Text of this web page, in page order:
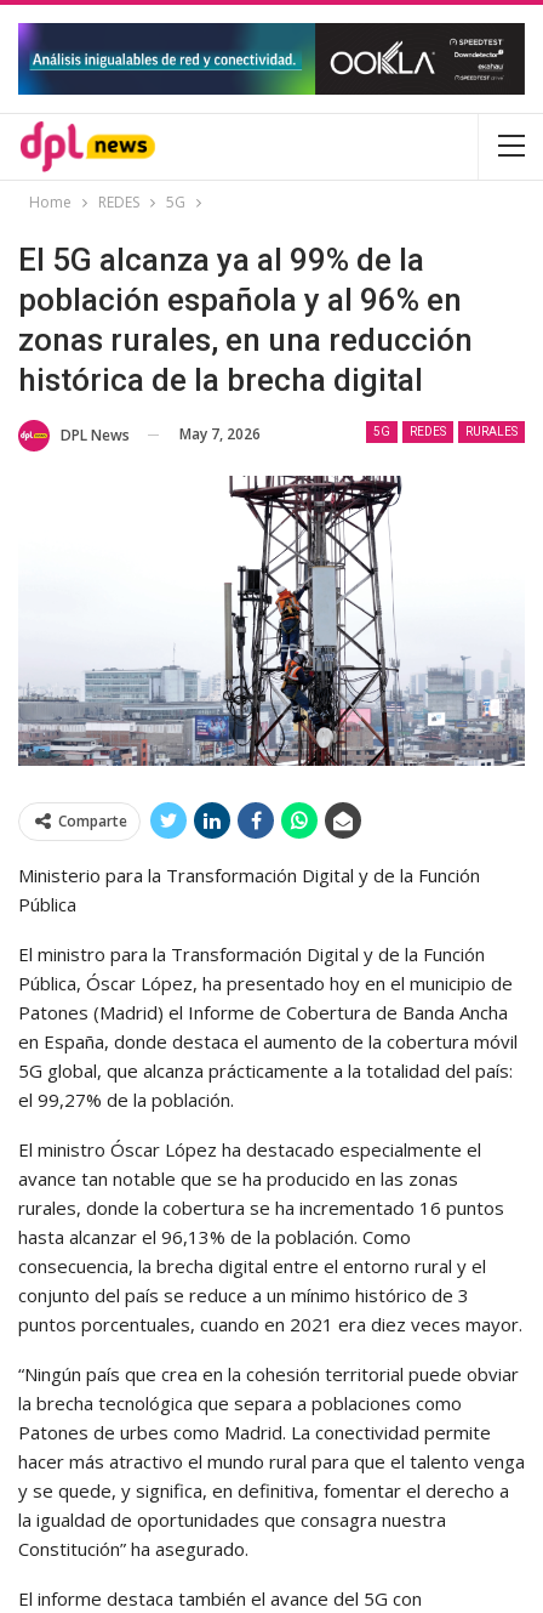
Home REDES 5G
El 5G alcanza ya al 99% de la
población española y al 96% en
zonas rurales, en una reducción
histórica de la brecha digital
5G REDES RURALES
DPL News May 7, 2026
Comparte
Ministerio para la Transformación Digital y de la Función
Pública
El ministro para la Transformación Digital y de la Función
Pública, Óscar López, ha presentado hoy en el municipio de
Patones (Madrid) el Informe de Cobertura de Banda Ancha
en España, donde destaca el aumento de la cobertura móvil
5G global, que alcanza prácticamente a la totalidad del país:
el 99,27% de la población.
El ministro Óscar López ha destacado especialmente el
avance tan notable que se ha producido en las zonas
rurales, donde la cobertura se ha incrementado 16 puntos
hasta alcanzar el 96,13% de la población. Como
consecuencia, la brecha digital entre el entorno rural y el
conjunto del país se reduce a un mínimo histórico de 3
puntos porcentuales, cuando en 2021 era diez veces mayor.
“Ningún país que crea en la cohesión territorial puede obviar
la brecha tecnológica que separa a poblaciones como
Patones de urbes como Madrid. La conectividad permite
hacer más atractivo el mundo rural para que el talento venga
y se quede, y significa, en definitiva, fomentar el derecho a
la igualdad de oportunidades que consagra nuestra
Constitución” ha asegurado.
El informe destaca también el avance del 5G con